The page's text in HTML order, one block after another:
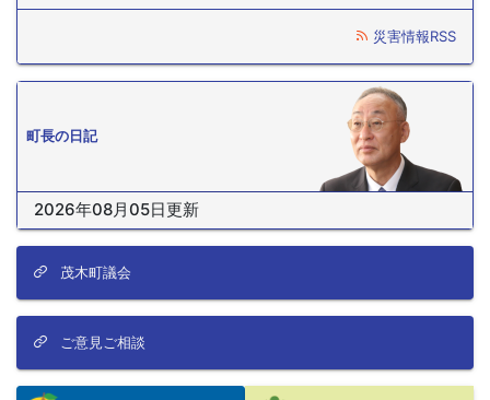
災害情報RSS
町長の日記
2026年08月05日更新
茂木町議会
ご意見ご相談